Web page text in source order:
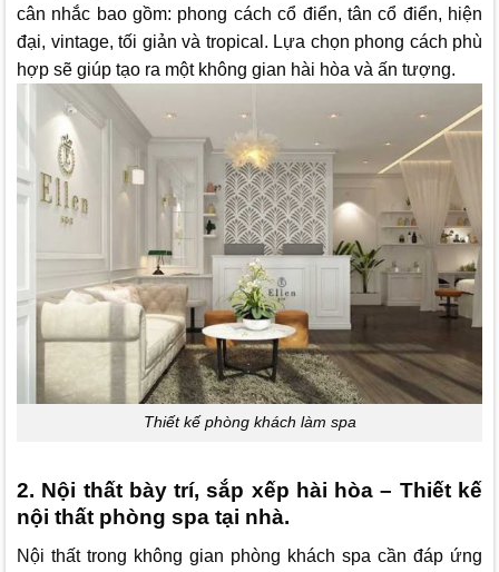
cân nhắc bao gồm: phong cách cổ điển, tân cổ điển, hiện
đại, vintage, tối giản và tropical. Lựa chọn phong cách phù
hợp sẽ giúp tạo ra một không gian hài hòa và ấn tượng.
Thiết kế phòng khách làm spa
2. Nội thất bày trí, sắp xếp hài hòa – Thiết kế
nội thất phòng spa tại nhà.
Nội thất trong không gian phòng khách spa cần đáp ứng